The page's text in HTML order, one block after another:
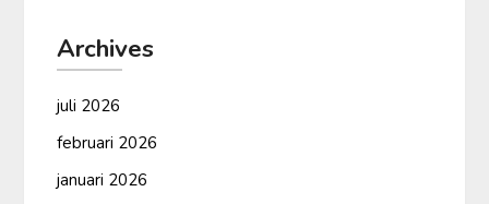
Archives
juli 2026
februari 2026
januari 2026